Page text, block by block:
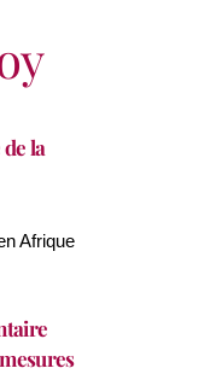
la
Afrique